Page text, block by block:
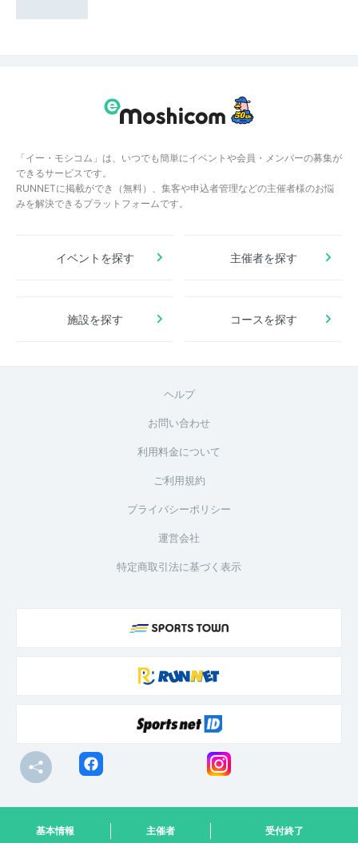
基本情報 主催者 受付終了
「イー・モシコム」は、いつでも簡単にイベントや会員・メンバーの募集が
できるサービスです。
RUNNETに掲載ができ（無料）、集客や申込者管理などの主催者様のお悩
みを解決できるプラットフォームです。
イベントを探す 主催者を探す
施設を探す コースを探す
ヘルプ
お問い合わせ
利用料金について
ご利用規約
プライバシーポリシー
運営会社
特定商取引法に基づく表示